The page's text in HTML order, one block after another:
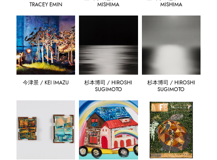
TRACEY EMIN
MISHIMA
MISHIMA
今津景 / KEI IMAZU
杉本博司 / HIROSHI
SUGIMOTO
杉本博司 / HIROSHI
SUGIMOTO